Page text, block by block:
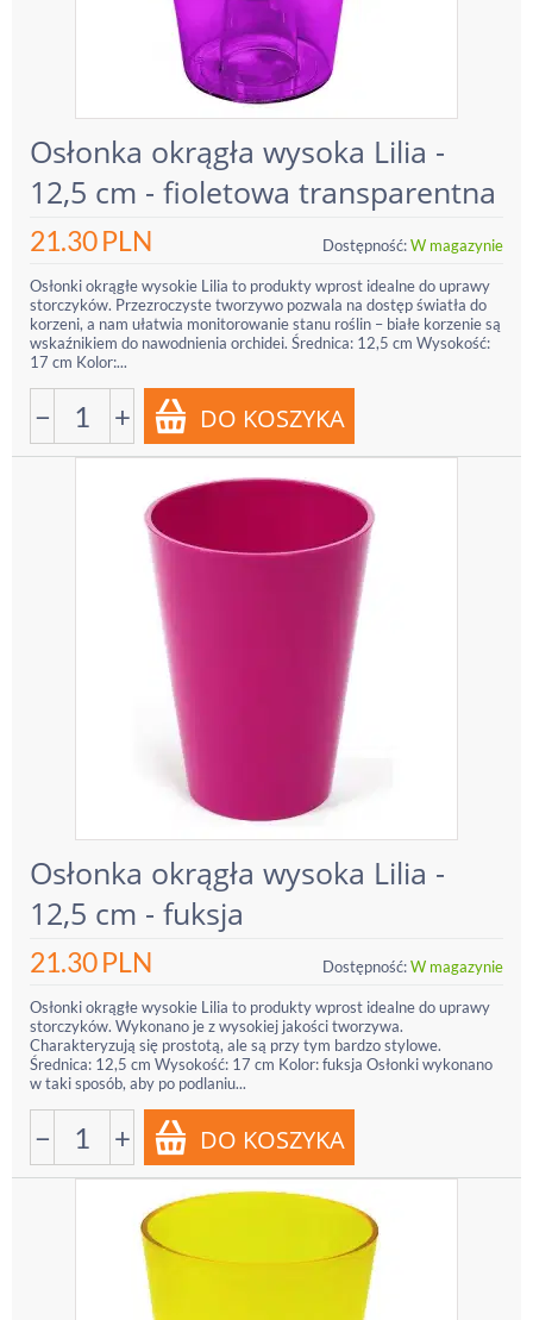
Osłonka okrągła wysoka Lilia -
12,5 cm - fioletowa transparentna
21.30PLN Dostępność:W magazynie
Osłonki okrągłe wysokie Lilia to produkty wprost idealne do uprawy
storczyków. Przezroczyste tworzywo pozwala na dostęp światła do
korzeni, a nam ułatwia monitorowanie stanu roślin – białe korzenie są
wskaźnikiem do nawodnienia orchidei. Średnica: 12,5 cm Wysokość:
17 cm Kolor:...
− +
Osłonka okrągła wysoka Lilia -
12,5 cm - fuksja
21.30PLN Dostępność:W magazynie
Osłonki okrągłe wysokie Lilia to produkty wprost idealne do uprawy
storczyków. Wykonano je z wysokiej jakości tworzywa.
Charakteryzują się prostotą, ale są przy tym bardzo stylowe.
Średnica: 12,5 cm Wysokość: 17 cm Kolor: fuksja Osłonki wykonano
w taki sposób, aby po podlaniu...
− +